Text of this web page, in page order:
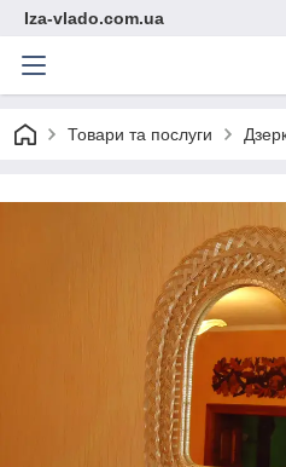
Iza-vlado.com.ua
Товари та послуги